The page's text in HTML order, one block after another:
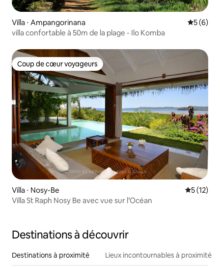
Villa ⋅ Ampangorinana
5 (6)
villa confortable à 50m de la plage - Ilo Komba
Coup de cœur voyageurs
Coup de cœur voyageurs
Villa ⋅ Nosy-Be
5 (12)
Villa St Raph Nosy Be avec vue sur l’Océan
Destinations à découvrir
Destinations à proximité Lieux incontournables à proximité